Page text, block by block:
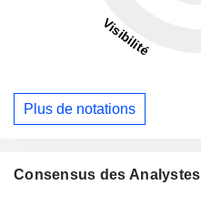
Plus de notations
Consensus des Analystes